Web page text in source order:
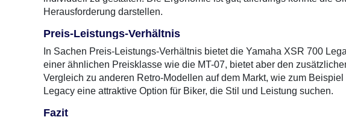
Herausforderung darstellen.
Preis-Leistungs-Verhältnis
In Sachen Preis-Leistungs-Verhältnis bietet die Yamaha XSR 700
einer ähnlichen Preisklasse wie die MT-07, bietet aber den
Vergleich zu anderen Retro-Modellen auf dem Markt, wie zum
Legacy eine attraktive Option für Biker, die Stil und Leistung suchen.
Fazit